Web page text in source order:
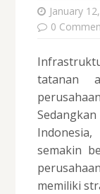
January
0
tatanan
semakin
memiliki